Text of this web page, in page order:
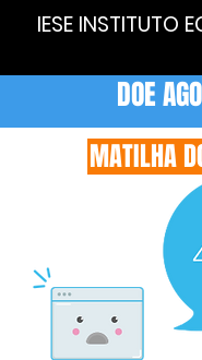
IESE INSTITUTO
DOE
MATILHA